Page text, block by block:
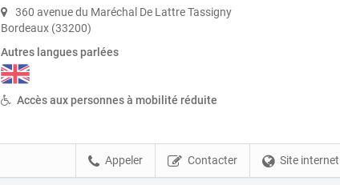
360 avenue du Maréchal De Lattre Tassigny
Bordeaux (33200)
Autres langues parlées
Accès aux personnes à mobilité réduite
Site internet
Contacter
Appeler